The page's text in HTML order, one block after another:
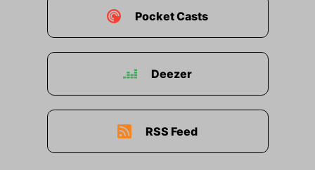
Pocket Casts
Deezer
RSS Feed